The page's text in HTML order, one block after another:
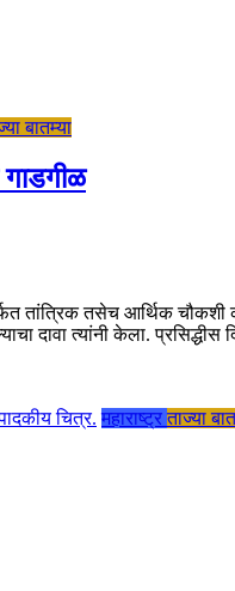
बातम्या
तांत्रिक तसेच आर्थिक
दावा त्यांनी केला.
महाराष्ट्र ताज्या